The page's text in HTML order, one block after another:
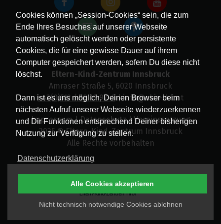
Cookies können „Session-Cookies“ sein, die zum
Ende Ihres Besuches auf unserer Webseite
automatisch gelöscht werden oder persistente
Cookies, die für eine gewisse Dauer auf ihrem
Computer gespeichert werden, sofern Du diese nicht
löschst.
Dann ist es uns möglich, Deinen Browser beim
nächsten Aufruf unserer Webseite wiederzuerkennen
und Dir Funktionen entsprechend Deiner bisherigen
Nutzung zur Verfügung zu stellen.
Datenschutzerklärung
Nicht technisch notwendige Cookies ablehnen
Alle Cookies akzeptieren
Eltern-Kind-Zentrum Innsbruck
Amraser Straße 5, 6020 Innsbruck
+43(0)512 / 58 19 97-0| info@ekiz-ibk.at
Impressum|Datenschutz|Vereinssatzung
2025 © Eltern-Kind-Zentrum Innsbruck
Alle Rechte vorbehalten